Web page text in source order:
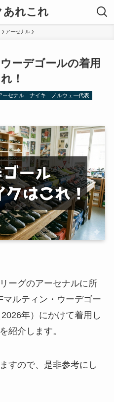
あれこれ
アーセナル
ーデゴールの着用
！
ーセナル ナイキ ノルウェー代表
ーグのアーセナルに所
ルティン・ウーデゴー
年）にかけて着用し
紹介します。
すので、是非参考にし